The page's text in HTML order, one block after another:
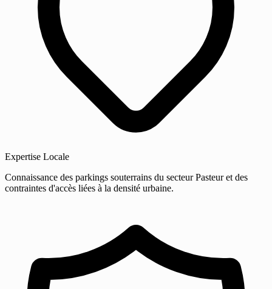
Expertise Locale
Connaissance des parkings souterrains du secteur Pasteur et des
contraintes d'accès liées à la densité urbaine.